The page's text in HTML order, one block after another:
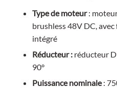
Type de moteur:
brushless 48V DC,
intégré
Réducteur : réducteur
90°
Puissance nominale: